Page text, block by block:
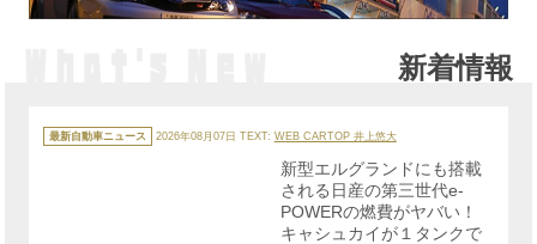
新着情報
カ
テ
ゴ
最新自動車ニュース 2026年08月07日 TEXT: WEB CARTOP 井上悠大
新型エルグランドにも搭載
される日産の第三世代e-
POWERの燃費がヤバい！
キャシュカイが１タンクで